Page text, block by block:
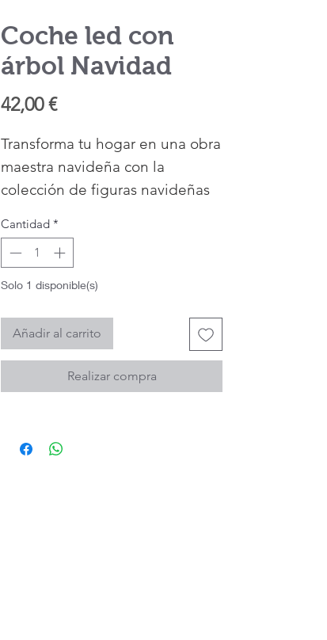
Coche led con
árbol Navidad
42,00 €Precio
Transforma tu hogar en una obra
maestra navideña con la
colección de figuras navideñas
atemporales hoy mismo y deja
que la magia de la temporada
se apodere de cada rincón de tu
convertirán en preciados
símbolos de la alegría y el amor
que traen las fiestas.
Captura la nostalgia de una
LED Morris Minor. Este coche
Cantidad *
Solo 1 disponible(s)
Añadir al carrito
Realizar compra